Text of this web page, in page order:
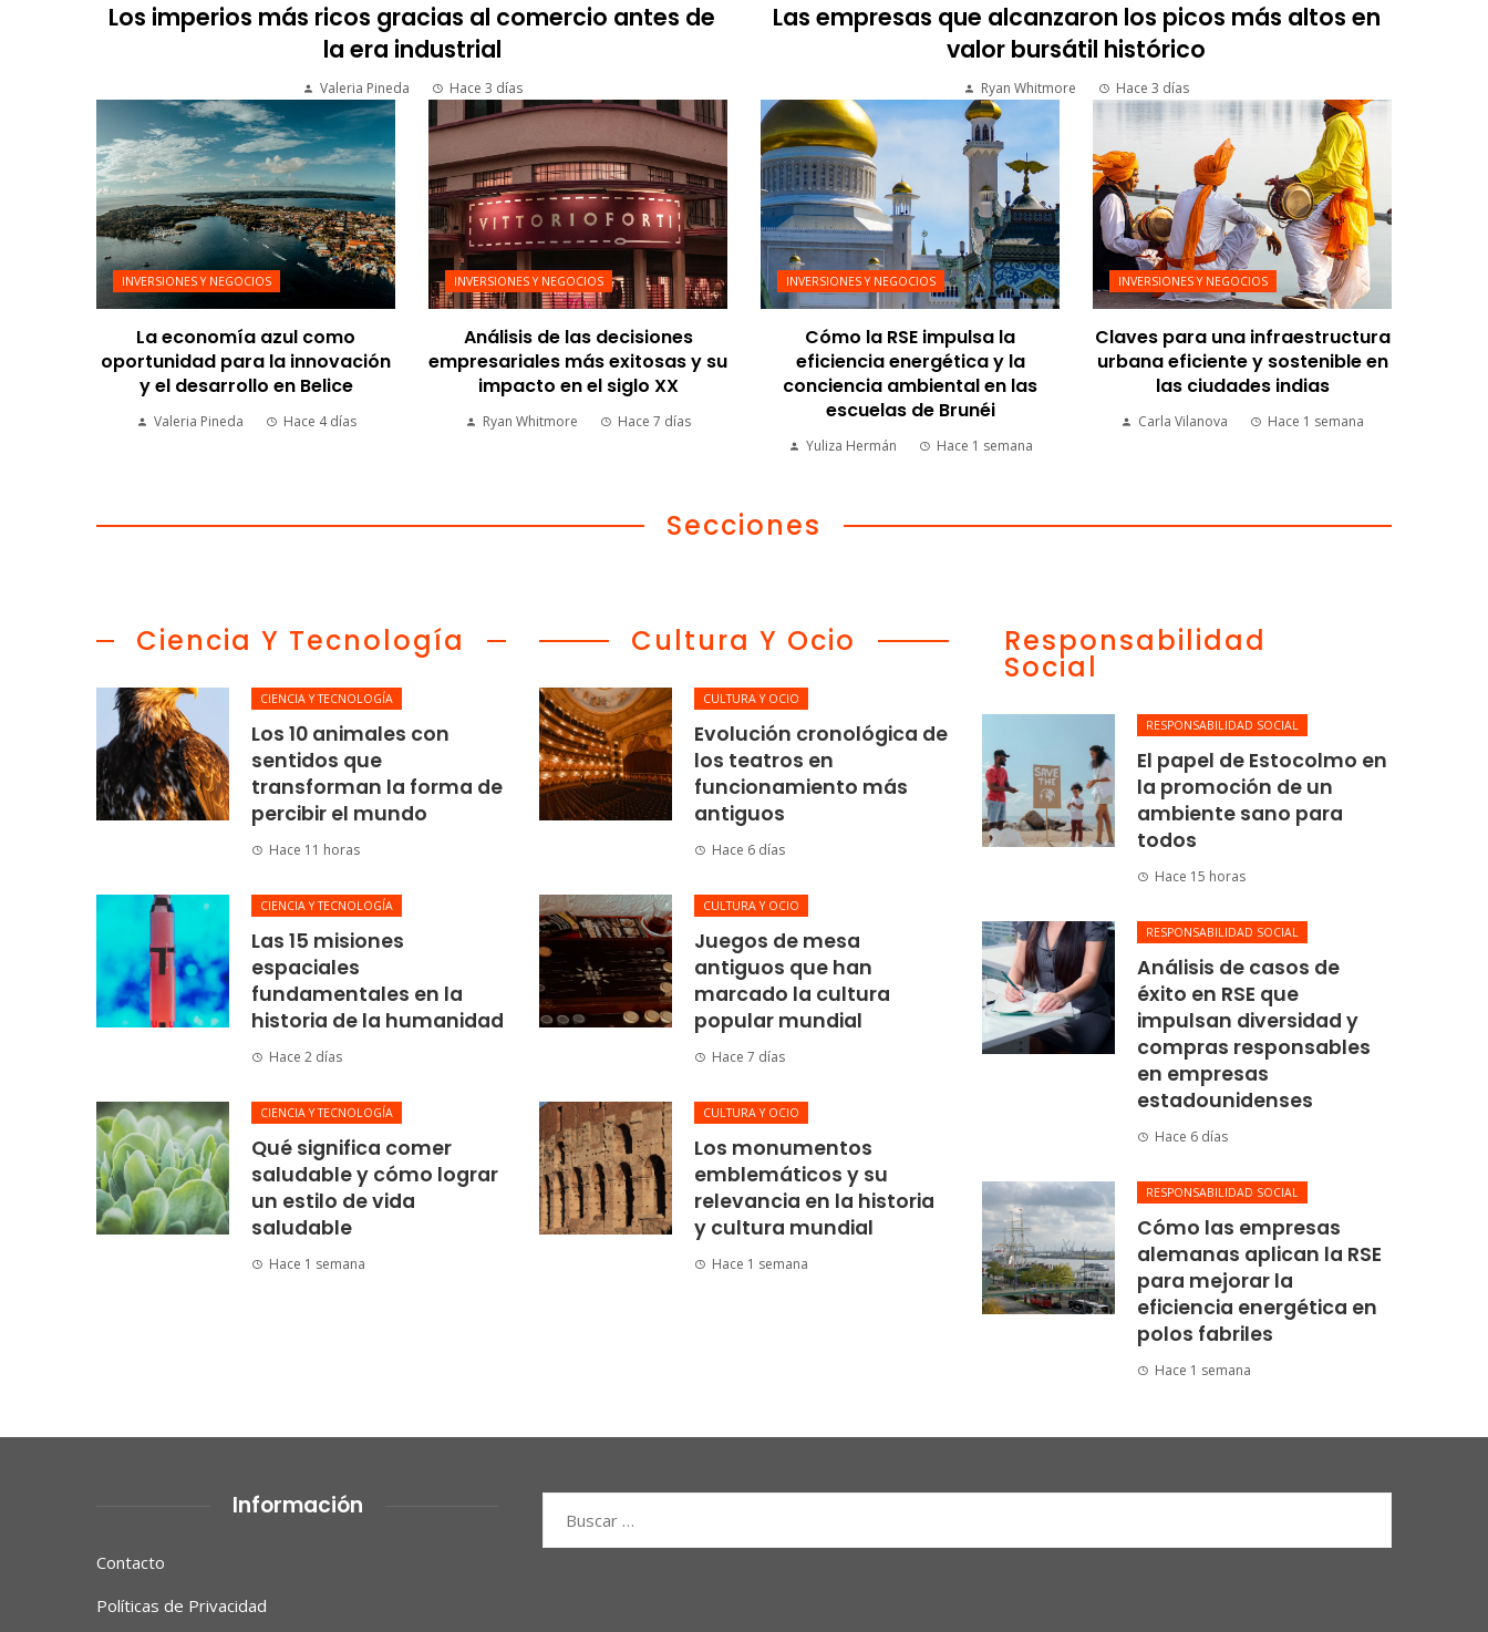
Los imperios más ricos gracias al comercio antes de
la era industrial
Valeria Pineda Hace 3 días
Las empresas que alcanzaron los picos más altos en
valor bursátil histórico
Ryan Whitmore Hace 3 días
INVERSIONES Y NEGOCIOS
La economía azul como
oportunidad para la innovación
y el desarrollo en Belice
Valeria Pineda Hace 4 días
INVERSIONES Y NEGOCIOS
Análisis de las decisiones
empresariales más exitosas y su
impacto en el siglo XX
Ryan Whitmore Hace 7 días
INVERSIONES Y NEGOCIOS
Cómo la RSE impulsa la
eficiencia energética y la
conciencia ambiental en las
escuelas de Brunéi
Yuliza Hermán Hace 1 semana
INVERSIONES Y NEGOCIOS
Claves para una infraestructura
urbana eficiente y sostenible en
las ciudades indias
Carla Vilanova Hace 1 semana
Secciones
Ciencia Y Tecnología
CIENCIA Y TECNOLOGÍA
Los 10 animales con
sentidos que
transforman la forma de
percibir el mundo
Hace 11 horas
CIENCIA Y TECNOLOGÍA
Las 15 misiones
espaciales
fundamentales en la
historia de la humanidad
Hace 2 días
CIENCIA Y TECNOLOGÍA
Qué significa comer
saludable y cómo lograr
un estilo de vida
saludable
Hace 1 semana
Cultura Y Ocio
CULTURA Y OCIO
Evolución cronológica de
los teatros en
funcionamiento más
antiguos
Hace 6 días
CULTURA Y OCIO
Juegos de mesa
antiguos que han
marcado la cultura
popular mundial
Hace 7 días
CULTURA Y OCIO
Los monumentos
emblemáticos y su
relevancia en la historia
y cultura mundial
Hace 1 semana
Responsabilidad
Social
RESPONSABILIDAD SOCIAL
El papel de Estocolmo en
la promoción de un
ambiente sano para
todos
Hace 15 horas
RESPONSABILIDAD SOCIAL
Análisis de casos de
éxito en RSE que
impulsan diversidad y
compras responsables
en empresas
estadounidenses
Hace 6 días
RESPONSABILIDAD SOCIAL
Cómo las empresas
alemanas aplican la RSE
para mejorar la
eficiencia energética en
polos fabriles
Hace 1 semana
Información
Contacto
Políticas de Privacidad